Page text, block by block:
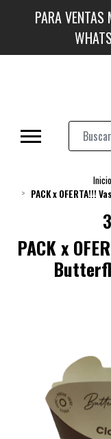
PARA
Inicio
PACK x OFERTA!!!
PACK x